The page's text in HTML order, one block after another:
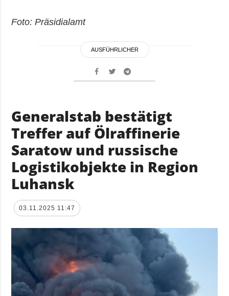
Foto: Präsidialamt
AUSFÜHRLICHER
Generalstab bestätigt
Treffer auf Ölraffinerie
Saratow und russische
Logistikobjekte in Region
Luhansk
03.11.2025 11:47